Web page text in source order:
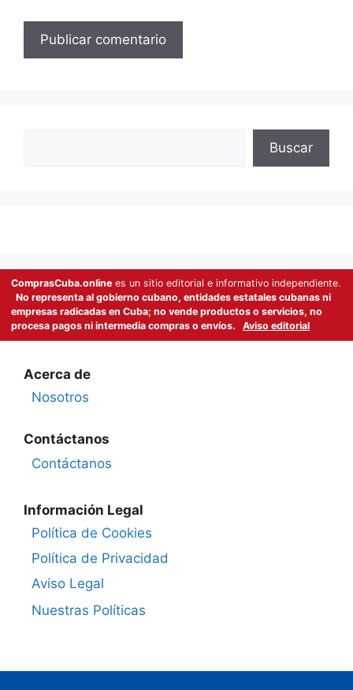
Buscar
ComprasCuba.online es un sitio editorial e informativo independiente.
No representa al gobierno cubano, entidades estatales cubanas ni
empresas radicadas en Cuba; no vende productos o servicios, no
procesa pagos ni intermedia compras o envíos.
Aviso editorial
Acerca de
Nosotros
Contáctanos
Contáctanos
Información Legal
Política de Cookies
Política de Privacidad
Aviso Legal
Nuestras Políticas